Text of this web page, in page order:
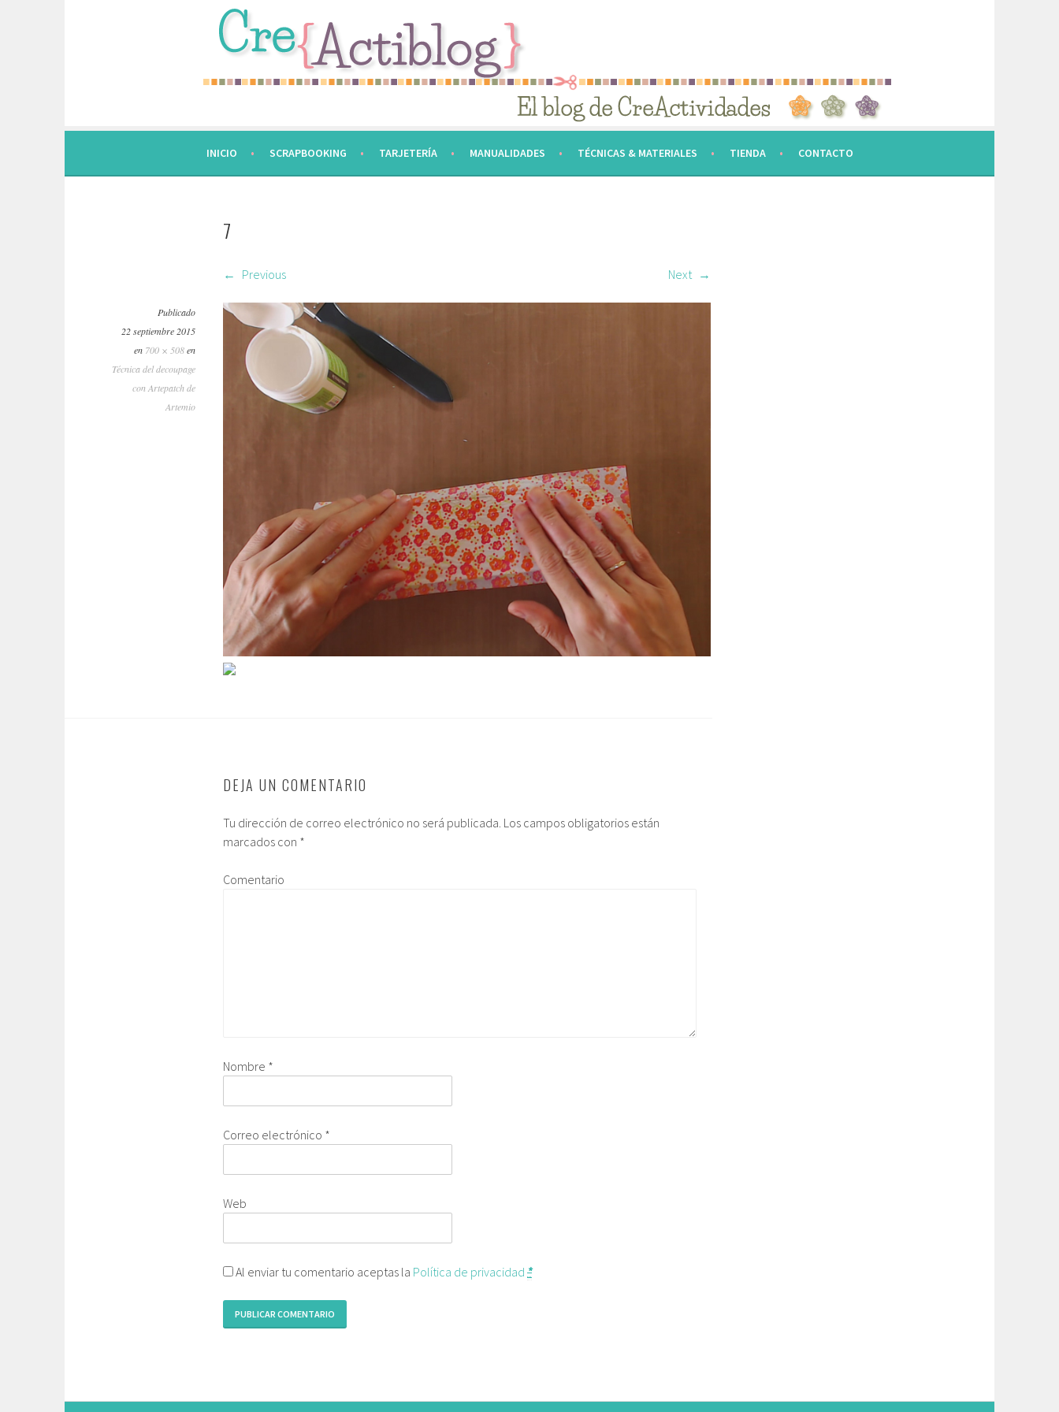
INICIO SCRAPBOOKING TARJETERÍA MANUALIDADES TÉCNICAS & MATERIALES TIENDA CONTACTO
7
Previous Next
Publicado
22 septiembre 2015
en 700 × 508en
Técnica del decoupage
con Artepatch de
Artemio
DEJA UN COMENTARIO
Tu dirección de correo electrónico no será publicada. Los campos obligatorios están
marcados con *
Comentario
Nombre *
Correo electrónico *
Web
Al enviar tu comentario aceptas la Política de privacidad *